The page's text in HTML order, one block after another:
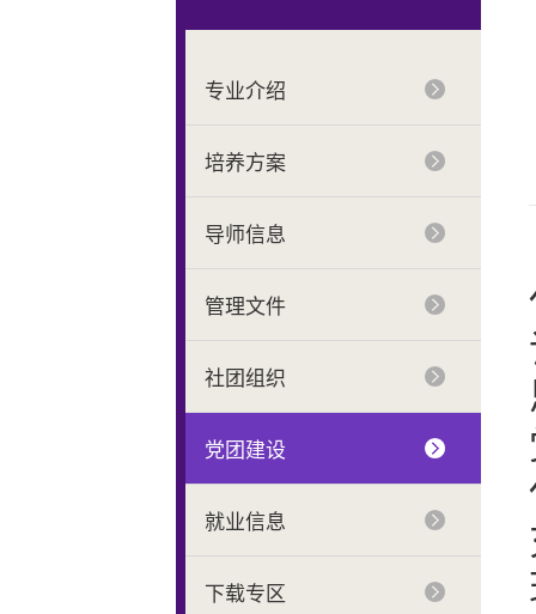
专业介绍
培养方案
导师信息
管理文件
社团组织
党团建设
就业信息
下载专区